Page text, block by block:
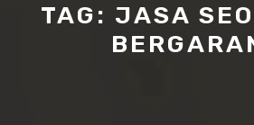
TAG: JASA